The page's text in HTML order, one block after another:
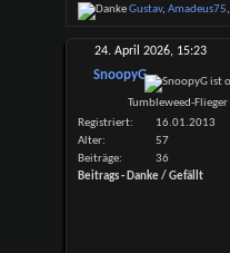
Gustav, Amadeus75,
24. April 2026, 15:23
SnoopyG
Tumbleweed-Flieger
Registriert
16.01.2013
Alter
57
Beiträge
36
Beitrags - Danke / Gefällt